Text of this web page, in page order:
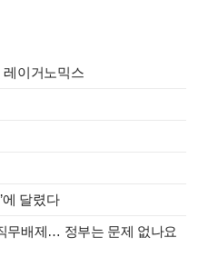
레이거노믹스
에 달렸다
무배제… 정부는 문제 없나요